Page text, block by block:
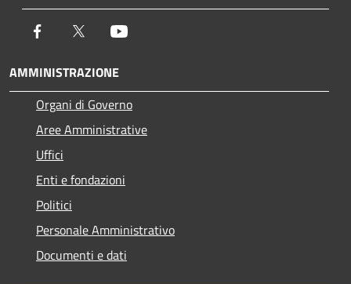
Facebook Twitter
AMMINISTRAZIONE
Organi di Governo
Aree Amministrative
Uffici
Enti e fondazioni
Politici
Personale Amministrativo
Documenti e dati